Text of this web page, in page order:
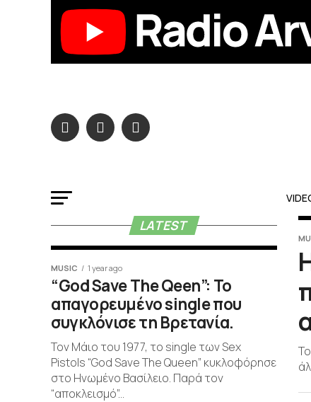
LATEST
MUSIC 1 year ago
“God Save The Qeen”: Το
απαγορευμένο single που
συγκλόνισε τη Βρετανία.
Τον Μάιο του 1977, το single των Sex
Pistols “God Save The Queen” κυκλοφόρησε
στο Ηνωμένο Βασίλειο. Παρά τον
“αποκλεισμό”...